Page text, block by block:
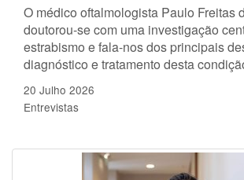
O médico oftalmologista Paulo Freitas
doutorou-se com uma investigação
estrabismo e fala-nos dos principais
diagnóstico e tratamento desta
20 Julho 2026
Entrevistas